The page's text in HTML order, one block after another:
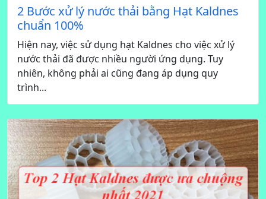
2 Bước xử lý nước thải bằng Hạt Kaldnes
chuẩn 100%
Hiện nay, việc sử dụng hạt Kaldnes cho việc xử lý
nước thải đã được nhiều người ứng dụng. Tuy
nhiên, không phải ai cũng đang áp dụng quy
trình...